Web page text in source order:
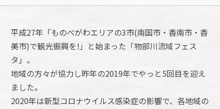
平成27年「ものべがわエリアの3市(南国市・香南市・香
美市)で観光振興を!」と始まった「物部川流域フェス
タ」。
地域の方々が協力し昨年の2019年でやっと5回目を迎え
ました。
2020年は新型コロナウイルス感染症の影響で、各地域の